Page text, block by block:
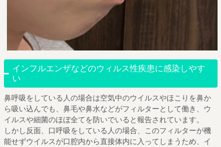
インフルエンザなどのウィルス性疾患に感染しやす
い
鼻呼吸をしている人の場合は空気中のウイルスやほこりを鼻か
ら吸い込んでも、鼻毛や鼻水などがフィルターとして働き、ウ
イルスや細菌のほぼ全てを防いでいると報告されています。
しかし反面、口呼吸をしている人の場合、このフィルターが機
能せずウイルスが口腔内から直接体内に入ってしまうため、イ